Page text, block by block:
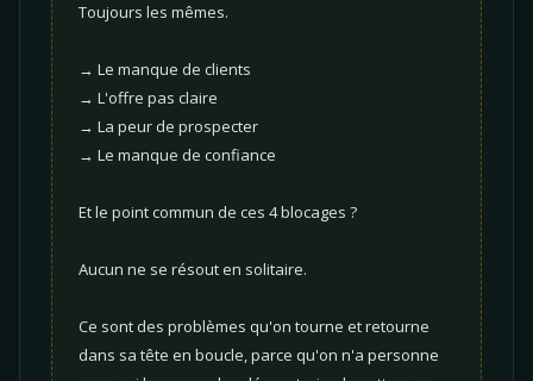
Toujours les mêmes.
→ Le manque de clients
→ L'offre pas claire
→ La peur de prospecter
→ Le manque de confiance
Et le point commun de ces 4 blocages ?
Aucun ne se résout en solitaire.
Ce sont des problèmes qu'on tourne et retourne
dans sa tête en boucle, parce qu'on n'a personne